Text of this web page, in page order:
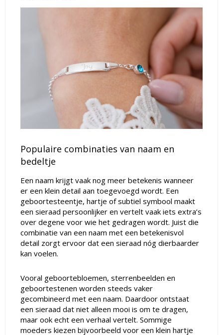
Populaire combinaties van naam en
bedeltje
Een naam krijgt vaak nog meer betekenis wanneer
er een klein detail aan toegevoegd wordt. Een
geboortesteentje, hartje of subtiel symbool maakt
een sieraad persoonlijker en vertelt vaak iets extra’s
over degene voor wie het gedragen wordt. Juist die
combinatie van een naam met een betekenisvol
detail zorgt ervoor dat een sieraad nóg dierbaarder
kan voelen.
Vooral geboortebloemen, sterrenbeelden en
geboortestenen worden steeds vaker
gecombineerd met een naam. Daardoor ontstaat
een sieraad dat niet alleen mooi is om te dragen,
maar ook echt een verhaal vertelt. Sommige
moeders kiezen bijvoorbeeld voor een klein hartje